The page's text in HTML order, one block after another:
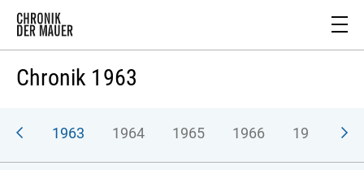
Chronik 1963
1963 1964 1965 1966 1967